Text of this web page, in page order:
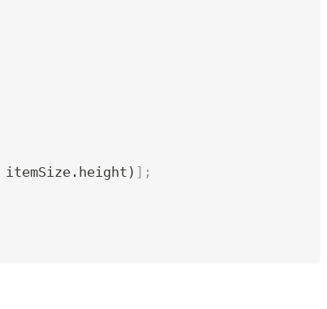
itemSize.height) ];